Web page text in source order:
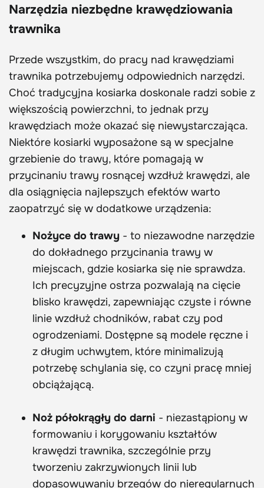
Narzędzia niezbędne krawędziowania
trawnika
Przede wszystkim, do pracy nad krawędziami
trawnika potrzebujemy odpowiednich narzędzi.
Choć tradycyjna kosiarka doskonale radzi sobie z
większością powierzchni, to jednak przy
krawędziach może okazać się niewystarczająca.
Niektóre kosiarki wyposażone są w specjalne
grzebienie do trawy, które pomagają w
przycinaniu trawy rosnącej wzdłuż krawędzi, ale
dla osiągnięcia najlepszych efektów warto
zaopatrzyć się w dodatkowe urządzenia:
Nożyce do trawy - to niezawodne narzędzie
do dokładnego przycinania trawy w
miejscach, gdzie kosiarka się nie sprawdza.
Ich precyzyjne ostrza pozwalają na cięcie
blisko krawędzi, zapewniając czyste i równe
linie wzdłuż chodników, rabat czy pod
ogrodzeniami. Dostępne są modele ręczne i
z długim uchwytem, które minimalizują
potrzebę schylania się, co czyni pracę mniej
obciążającą.
Noż półokrągły do darni - niezastąpiony w
formowaniu i korygowaniu kształtów
krawędzi trawnika, szczególnie przy
tworzeniu zakrzywionych linii lub
dopasowywaniu brzegów do nieregularnych